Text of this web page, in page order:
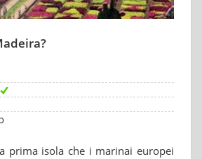
prima isola che i marinai europei